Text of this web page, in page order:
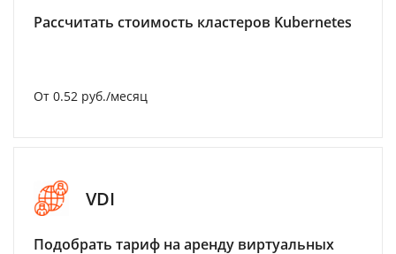
Рассчитать стоимость кластеров Kubernetes
От 0.52 руб./месяц
VDI
Подобрать тариф на аренду виртуальных